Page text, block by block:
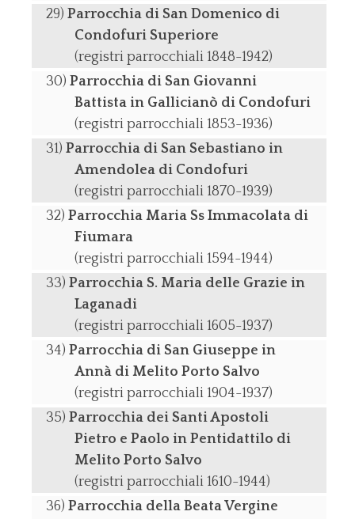
Parrocchia di San Domenico di
Condofuri Superiore
(registri parrocchiali 1848-1942)
Parrocchia di San Giovanni
Battista in Gallicianò di Condofuri
(registri parrocchiali 1853-1936)
Parrocchia di San Sebastiano in
Amendolea di Condofuri
(registri parrocchiali 1870-1939)
Parrocchia Maria Ss Immacolata di
Fiumara
(registri parrocchiali 1594-1944)
Parrocchia S. Maria delle Grazie in
Laganadi
(registri parrocchiali 1605-1937)
Parrocchia di San Giuseppe in
Annà di Melito Porto Salvo
(registri parrocchiali 1904-1937)
Parrocchia dei Santi Apostoli
Pietro e Paolo in Pentidattilo di
Melito Porto Salvo
(registri parrocchiali 1610-1944)
Parrocchia della Beata Vergine